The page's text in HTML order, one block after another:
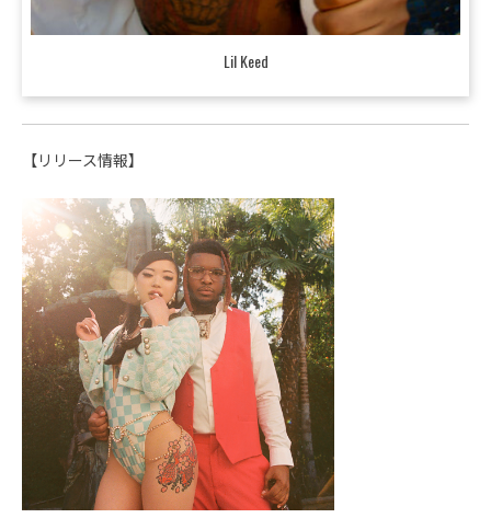
Lil Keed
【リリース情報】